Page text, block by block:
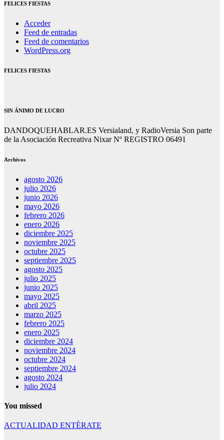
FELICES FIESTAS
Acceder
Feed de entradas
Feed de comentarios
WordPress.org
FELICES FIESTAS
SIN ÁNIMO DE LUCRO
DANDOQUEHABLAR.ES Versialand, y RadioVersia Son parte
de la Asociación Recreativa Nixar Nº REGISTRO 06491
Archivos
agosto 2026
julio 2026
junio 2026
mayo 2026
febrero 2026
enero 2026
diciembre 2025
noviembre 2025
octubre 2025
septiembre 2025
agosto 2025
julio 2025
junio 2025
mayo 2025
abril 2025
marzo 2025
febrero 2025
enero 2025
diciembre 2024
noviembre 2024
octubre 2024
septiembre 2024
agosto 2024
julio 2024
You missed
ACTUALIDAD ENTÈRATE